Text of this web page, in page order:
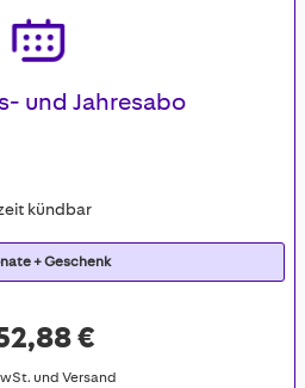
und Jahresabo
kündbar
+ Geschenk
€
und Versand